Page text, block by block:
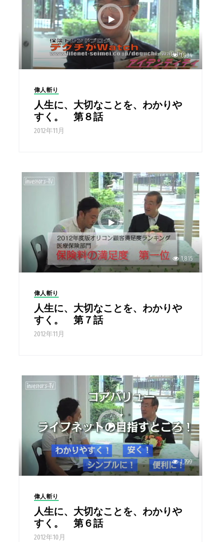
1,834
偉人斬り
人生に、大切なことを、わかりや
すく。 第８話
2012年11月
1,815
偉人斬り
人生に、大切なことを、わかりや
すく。 第７話
2012年11月
1,799
偉人斬り
人生に、大切なことを、わかりや
すく。 第６話
2012年10月